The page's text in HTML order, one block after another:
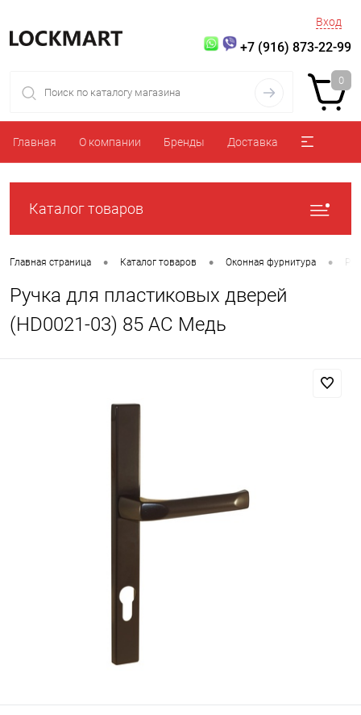
Вход
+7 (916) 873-22-99
0
Главная О компании Бренды Доставка
Каталог товаров
Главная страница • Каталог товаров • Оконная фурнитура •
Ручка для пластиковых дверей
(HD0021-03) 85 AC Медь